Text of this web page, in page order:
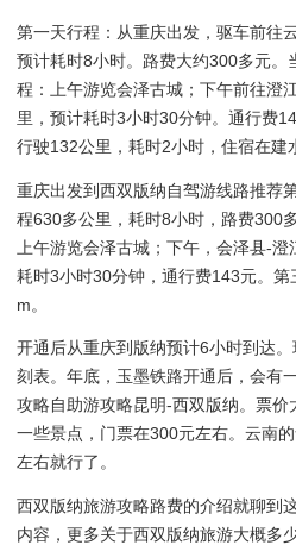
第一天行程：从重庆出发，驱车前往
预计耗时8小时。路费大约300多元。
程：上午游览会泽古城；下午前往澄
里，预计耗时3小时30分钟。通行费
行驶132公里，耗时2小时，住宿在建
重庆出发到西双版纳自驾游线路推荐
程630多公里，耗时8小时，路费300
上午游览会泽古城；下午，会泽县-
耗时3小时30分钟，通行费143元。
m。
开通后从重庆到版纳预计6小时到达
刻表。年底，玉墨铁路开通后，会有
攻略自助游攻略昆明-西双版纳。票
一些景点，门票在300元左右。云南
左右就行了。
西双版纳旅游攻略路费的介绍就聊到
内容，更多关于西双版纳旅游大概多